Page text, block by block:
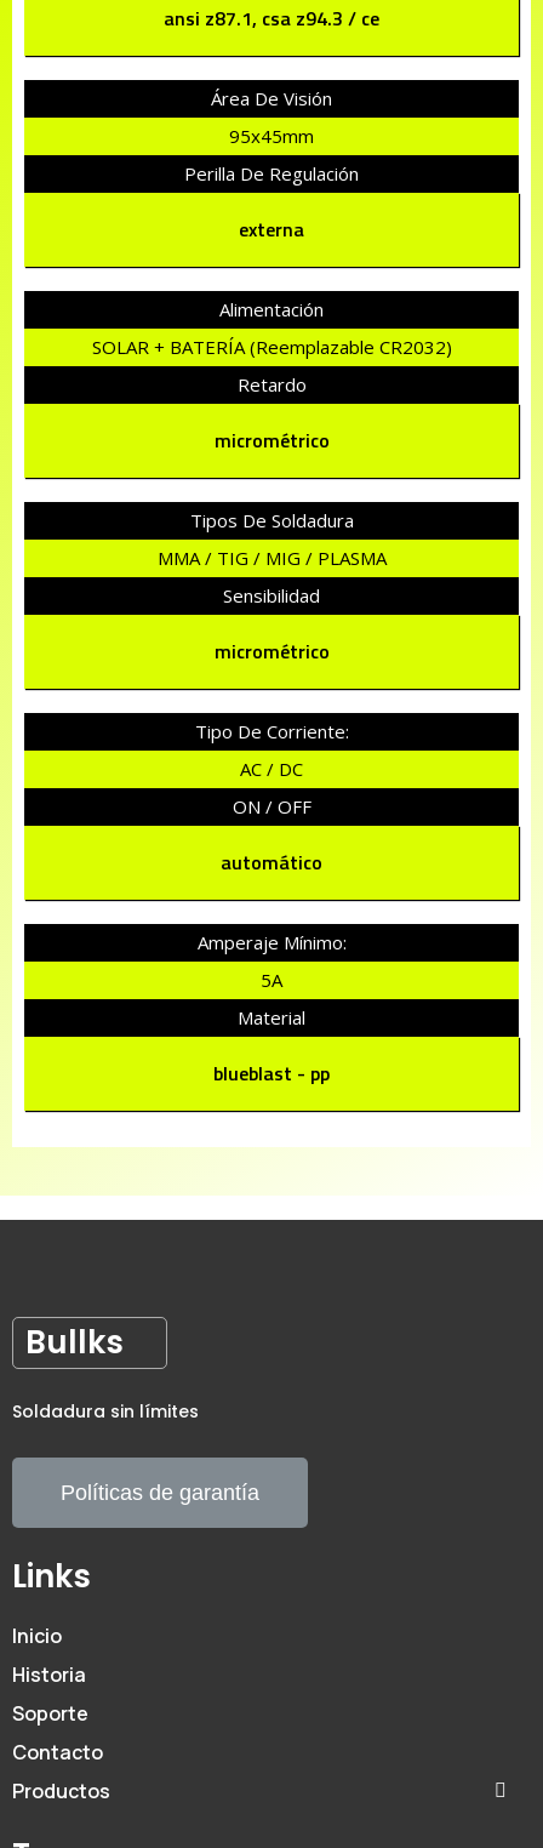
ansi z87.1, csa z94.3 / ce
Área De Visión
95x45mm
Perilla De Regulación
externa
Alimentación
SOLAR + BATERÍA (reemplazable CR2032)
Retardo
micrométrico
Tipos De Soldadura
MMA / TIG / MIG / PLASMA
Sensibilidad
micrométrico
Tipo De Corriente:
AC / DC
ON / OFF
automático
Amperaje Mínimo:
5A
Material
blueblast - pp
Bullks
Soldadura sin límites
Políticas de garantía
Links
Inicio
Historia
Soporte
Contacto
Productos